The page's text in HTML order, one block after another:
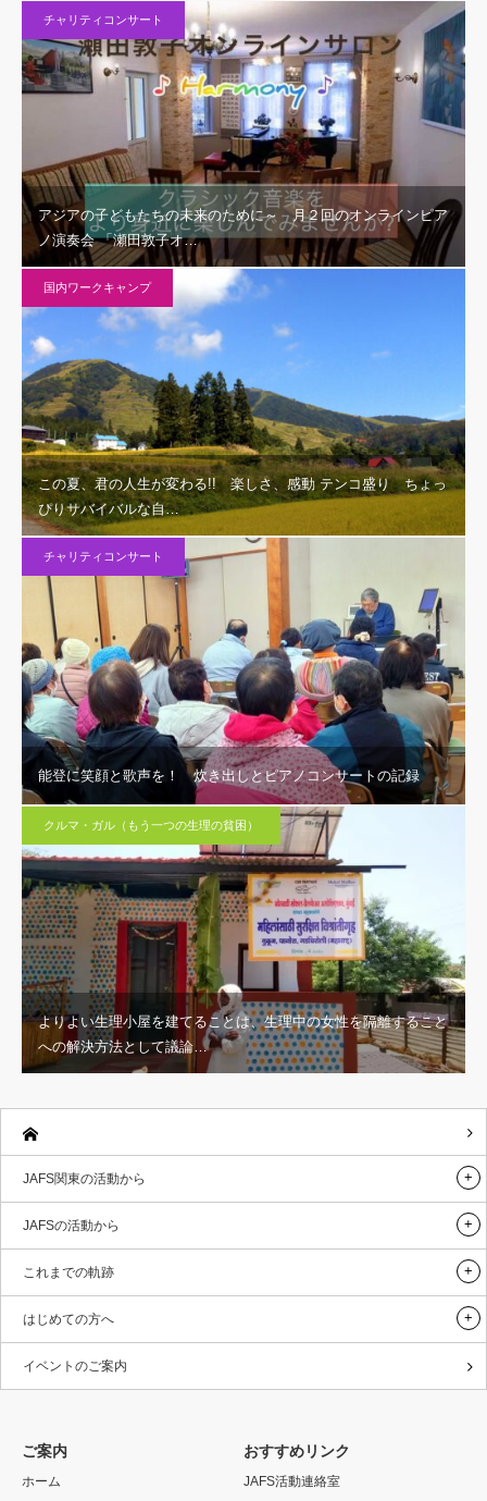
チャリティコンサート
アジアの子どもたちの未来のために～ 月２回のオンラインピア
ノ演奏会 「瀬田敦子オ…
国内ワークキャンプ
この夏、君の人生が変わる!! 楽しさ、感動 テンコ盛り ちょっ
ぴりサバイバルな自…
チャリティコンサート
能登に笑顔と歌声を！ 炊き出しとピアノコンサートの記録
クルマ・ガル（もう一つの生理の貧困）
よりよい生理小屋を建てることは、生理中の女性を隔離すること
への解決方法として議論…
JAFS関東の活動から
JAFSの活動から
これまでの軌跡
はじめての方へ
イベントのご案内
ご案内
ホーム
おすすめリンク
JAFS活動連絡室